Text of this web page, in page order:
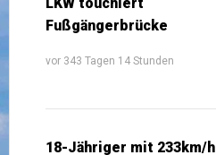
Fußgängerbrücke
vor 343 Tagen 14 Stunden
18-Jähriger mit 233km/h